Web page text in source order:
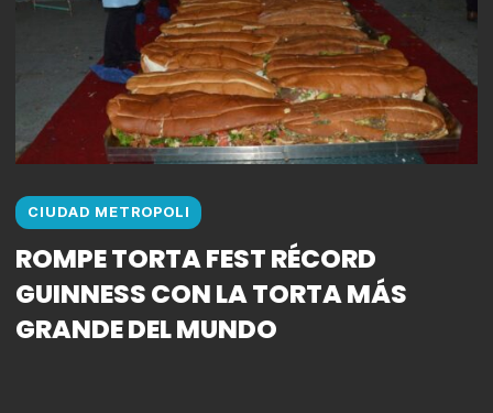
CIUDAD METROPOLI
ROMPE TORTA FEST RÉCORD
GUINNESS CON LA TORTA MÁS
GRANDE DEL MUNDO